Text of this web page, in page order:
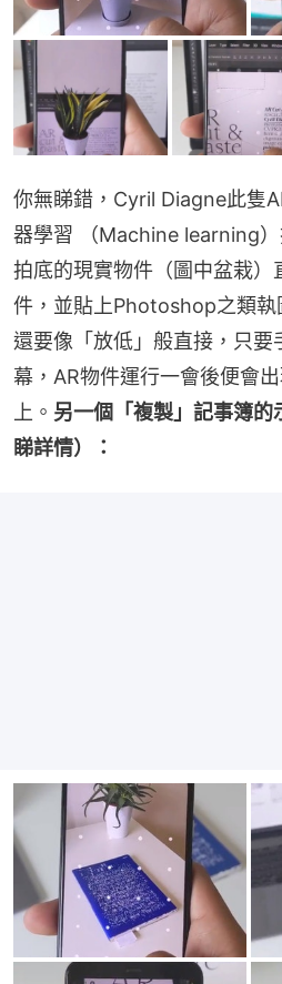
你無睇錯，Cyril Diagne此隻
器學習 （Machine learning
拍底的現實物件（圖中盆栽）
件，並貼上Photoshop之類執
還要像「放低」般直接，只要
幕，AR物件運行一會後便會
上。 另一個「複製」記事簿的
睇詳情）：